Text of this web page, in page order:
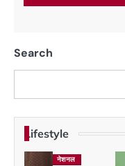
Search
Lifestyle
नेशनल